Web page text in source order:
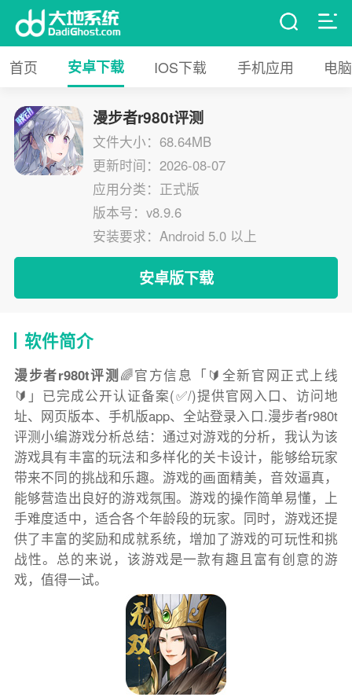
首页 安卓下载 IOS下载 手机应用 电
漫步者r980t评测
文件大小：68.64MB
更新时间：2026-08-07
应用分类：正式版
版本号：v8.9.6
安装要求：Android 5.0 以上
安卓版下载
软件简介
漫步者r980t评测🌈官方信息「🔰全新官网正式上线
🔰」已完成公开认证备案(✅/)提供官网入口、访问地
址、网页版本、手机版app、全站登录入口.漫步者r980t
评测小编游戏分析总结：通过对游戏的分析，我认为该
游戏具有丰富的玩法和多样化的关卡设计，能够给玩家
带来不同的挑战和乐趣。游戏的画面精美，音效逼真，
能够营造出良好的游戏氛围。游戏的操作简单易懂，上
手难度适中，适合各个年龄段的玩家。同时，游戏还提
供了丰富的奖励和成就系统，增加了游戏的可玩性和挑
战性。总的来说，该游戏是一款有趣且富有创意的游
戏，值得一试。